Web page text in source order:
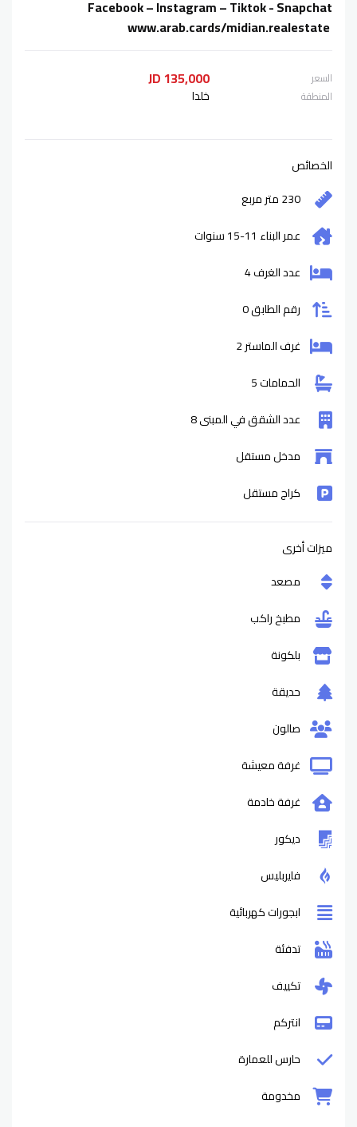
السعر 135,000 JD
المنطقة خلدا
الخصائص
230 متر مربع
عمر البناء 11-15
سنوات
عدد الغرف 4
رقم الطابق 0
غرف الماستر 2
الحمامات 5
عدد الشقق في المبنى 8
مدخل مستقل
كراج مستقل
ميزات أخرى
مصعد
مطبخ راكب
بلكونة
حديقة
صالون
غرفة معيشة
غرفة خادمة
ديكور
فايربليس
ابجورات كهربائية
تدفئة
تكييف
انتركم
حارس للعمارة
مخدومة